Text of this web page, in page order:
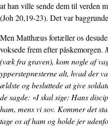
at han ville sende dem til verden
(Joh 20,19-23). Det var
Men Matthæus fortæller os
voksede frem efter påskemorgen.
(væk fra graven), kom nogle af
ypperste­præsterne alt, hvad der
ældste og beslut­tede at give
de sagde: «I skal sige: Hans
ham, mens vi sov. Kommer det
tage os af ham og holde jer